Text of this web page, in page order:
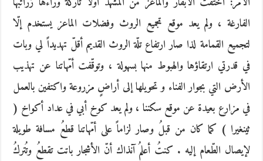
الفارغة ، ولم يعد موقع تجميع الروث وفضلات الماعز يستخدم إلّا
لتجميع القمامة لذا صار ارتفاع تلّة الروث القديم أقلّ تهديداً لي وبات
في قدرتي ارتقاؤها والهبوط منها بسهولة ، وتوقّفت أمّهاتنا عن تهذيب
الأرض التي بجوار الفناء و تحويلها إلى أراضٍ مزروعة واكتفين بالعمل
في مزارع بعيدة عن موقع سكننا ، ولم يعد كوخ أبي في عداد أكواخ (
ثينغيرا ) كما كان من قبلُ وصار لزاماً على أمّهاتنا قطعُ مسافة طويلة
لإيصال الطّعام إليه . كنتُ أعلمُ آنذاك أنّ الأشجار باتت تقطعُ وتُتركُ